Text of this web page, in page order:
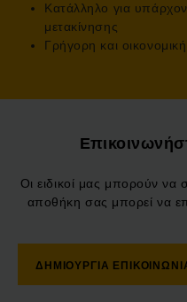
Κατάλληλο για
μετακίνησης
Γρήγορη και
Οι ειδικοί μας μπορούν
αποθήκη σας μπορεί να
ΔΗΜΙΟΥΡΓΊΑ